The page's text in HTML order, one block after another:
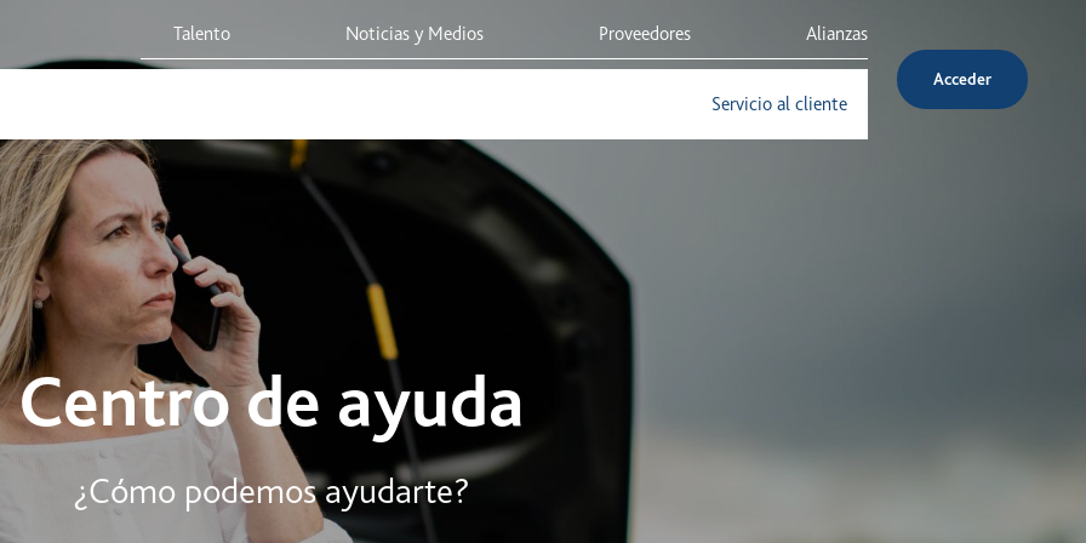
Talento Noticias y Medios Proveedores Alianzas
Servicio al cliente
Acceder
Centro de ayuda
¿Cómo podemos ayudarte?